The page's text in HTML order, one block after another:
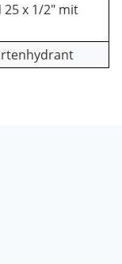
x 1/2" mit